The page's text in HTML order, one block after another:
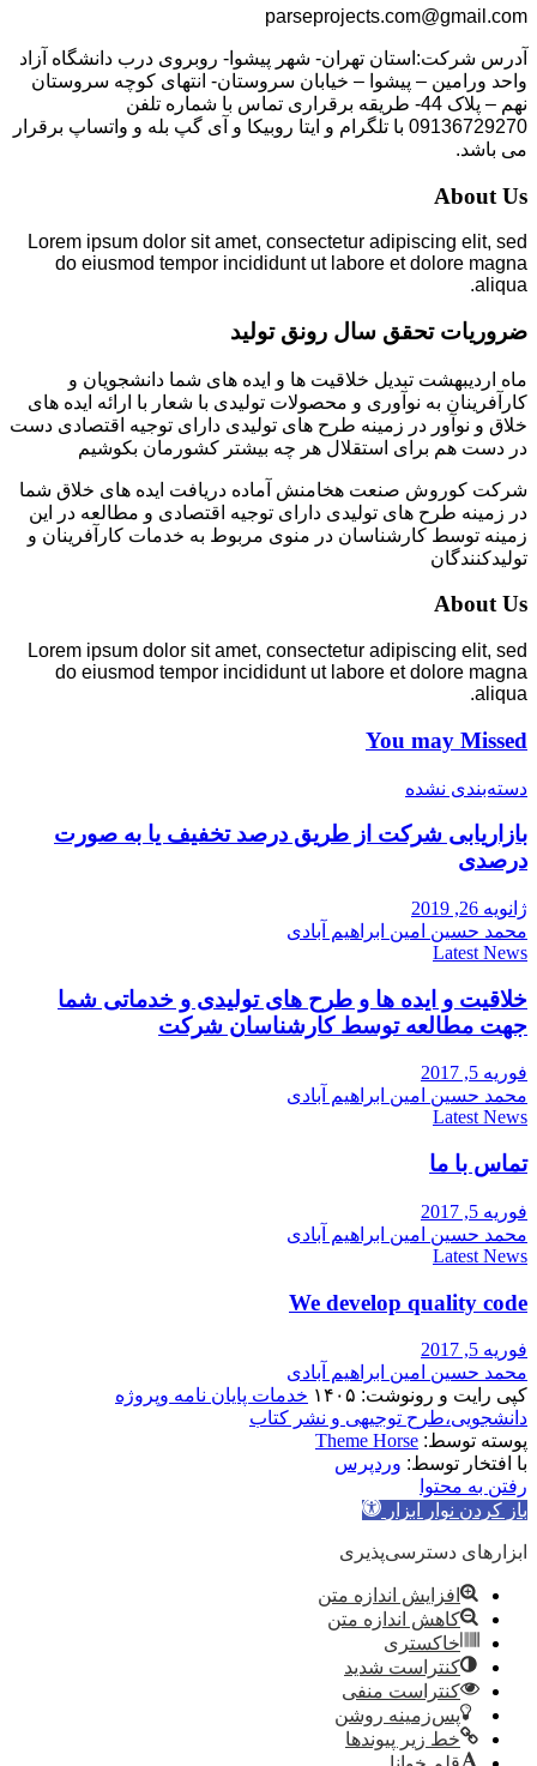
parseprojects.com@gmail.com
آدرس شرکت:استان تهران- شهر پیشوا- روبروی درب دانشگاه آزاد
واحد ورامین – پیشوا – خیابان سروستان- انتهای کوچه سروستان
نهم – پلاک 44- طریقه برقراری تماس با شماره تلفن
09136729270 با تلگرام و ایتا روبیکا و آی گپ بله و واتساپ برقرار
می باشد.
About Us
Lorem ipsum dolor sit amet, consectetur adipiscing elit, sed
do eiusmod tempor incididunt ut labore et dolore magna
aliqua.
ضروریات تحقق سال رونق تولید
ماه اردیبهشت تبدیل خلاقیت ها و ایده های شما دانشجویان و
کارآفرینان به نوآوری و محصولات تولیدی با شعار با ارائه ایده های
خلاق و نوآور در زمینه طرح های تولیدی دارای توجیه اقتصادی دست
در دست هم برای استقلال هر چه بیشتر کشورمان بکوشیم
شرکت کوروش صنعت هخامنش آماده دریافت ایده های خلاق شما
در زمینه طرح های تولیدی دارای توجیه اقتصادی و مطالعه در این
زمینه توسط کارشناسان در منوی مربوط به خدمات کارآفرینان و
تولیدکنندگان
About Us
Lorem ipsum dolor sit amet, consectetur adipiscing elit, sed
do eiusmod tempor incididunt ut labore et dolore magna
aliqua.
You may Missed
دسته‌بندی نشده
بازاریابی شرکت از طریق درصد تخفیف یا به صورت
درصدی
ژانویه 26, 2019
محمد حسین امین ابراهیم آبادی
Latest News
خلاقیت و ایده ها و طرح های تولیدی و خدماتی شما
جهت مطالعه توسط کارشناسان شرکت
فوریه 5, 2017
محمد حسین امین ابراهیم آبادی
Latest News
تماس با ما
فوریه 5, 2017
محمد حسین امین ابراهیم آبادی
Latest News
We develop quality code
فوریه 5, 2017
محمد حسین امین ابراهیم آبادی
کپی رایت و رونوشت: ۱۴۰۵
خدمات پایان نامه وپروژه
دانشجویی،طرح توجیهی و نشر کتاب
پوسته توسط: Theme Horse
با افتخار توسط: وردپرس
رفتن به محتوا
باز کردن نوار ابزار
ابزارهای دسترسی‌پذیری
افزایش اندازه متن
کاهش اندازه متن
خاکستری
کنتراست شدید
کنتراست منفی
پس‌زمینه روشن
خط زیر پیوندها